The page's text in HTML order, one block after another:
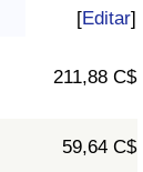
[Editar]
211,88 C$
59,64 C$